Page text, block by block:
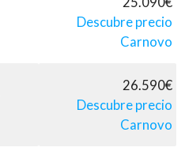
Descubre precio
Carnovo
26.590€
Descubre precio
Carnovo